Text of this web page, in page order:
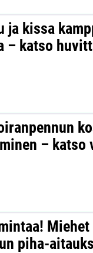
ja kissa
– katso
– katso
piha-